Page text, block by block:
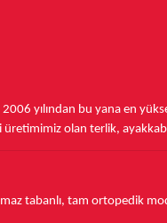
2006 yılından bu yana en
olan terlik,
tabanlı, tam ortopedik